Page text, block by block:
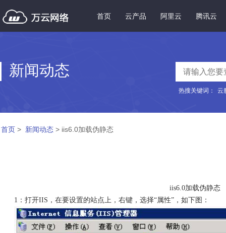
首页 云产品 阿里云 腾讯云
新闻动态
热搜关键词： 云
首页 > 新闻动态 > iis6.0加载伪静态
iis6.0加载伪静态
1：打开IIS，在要设置的站点上，右键，选择“属性”，如下图：